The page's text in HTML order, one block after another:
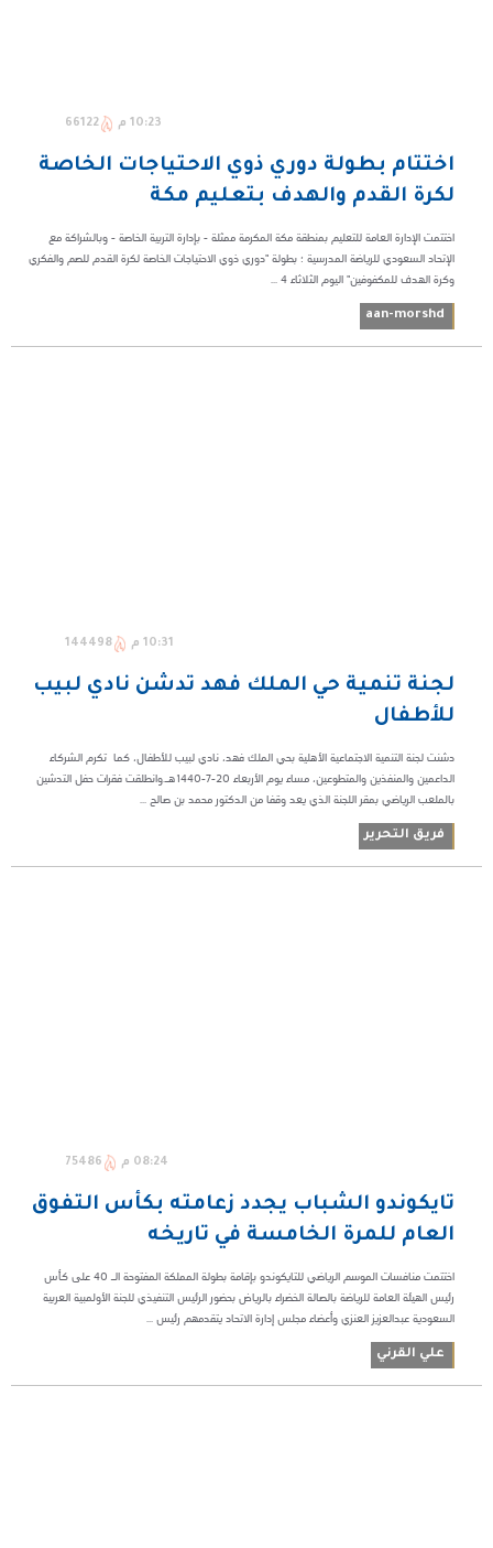
10:23 م 66122
اختتام بطولة دوري ذوي الاحتياجات الخاصة
لكرة القدم والهدف بتعليم مكة
اختتمت الإدارة العامة للتعليم بمنطقة مكة المكرمة ممثلة - بإدارة التربية الخاصة - وبالشراكة مع
الإتحاد السعودي للرياضة المدرسية ؛ بطولة "دوري ذوي الاحتياجات الخاصة لكرة القدم للصم والفكري
وكرة الهدف للمكفوفين" اليوم الثلاثاء ٤ ...
aan-morshd
10:31 م 144498
لجنة تنمية حي الملك فهد تدشن نادي لبيب
للأطفال
دشنت لجنة التنمية الاجتماعية الأهلية بحي الملك فهد، نادي لبيب للأطفال، كما تكرم الشركاء
الداعمين والمنفذين والمتطوعين، مساء يوم الأربعاء ٢٠-٧-١٤٤٠هـ.وانطلقت فقرات حفل التدشين
بالملعب الرياضي بمقر اللجنة الذي يعد وقفا من الدكتور محمد بن صالح ...
فريق التحرير
08:24 م 75486
تايكوندو الشباب يجدد زعامته بكأس التفوق
العام للمرة الخامسة في تاريخه
اختتمت منافسات الموسم الرياضي للتايكوندو بإقامة بطولة المملكة المفتوحة الـ 40 على كأس
رئيس الهيئة العامة للرياضة بالصالة الخضراء بالرياض بحضور الرئيس التنفيذي للجنة الأولمبية العربية
السعودية عبدالعزيز العنزي وأعضاء مجلس إدارة الاتحاد يتقدمهم رئيس ...
علي القرني